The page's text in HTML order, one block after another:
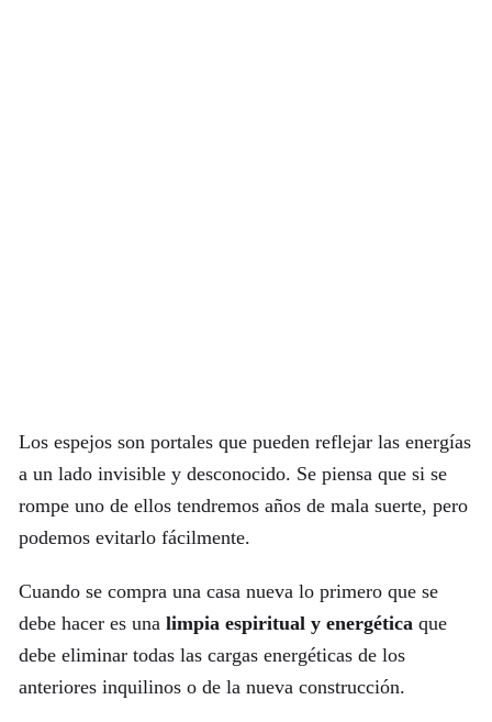
Los espejos son portales que pueden reflejar las energías
a un lado invisible y desconocido. Se piensa que si se
rompe uno de ellos tendremos años de mala suerte, pero
podemos evitarlo fácilmente.
Cuando se compra una casa nueva lo primero que se
debe hacer es una limpia espiritual y energéticaque
debe eliminar todas las cargas energéticas de los
anteriores inquilinos o de la nueva construcción.